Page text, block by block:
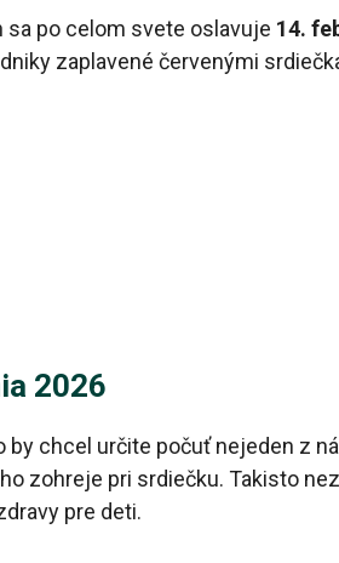
po celom svete oslavuje 14.
zaplavené červenými
2026
by chcel určite počuť nejeden z
zohreje pri srdiečku. Takisto
pre deti.